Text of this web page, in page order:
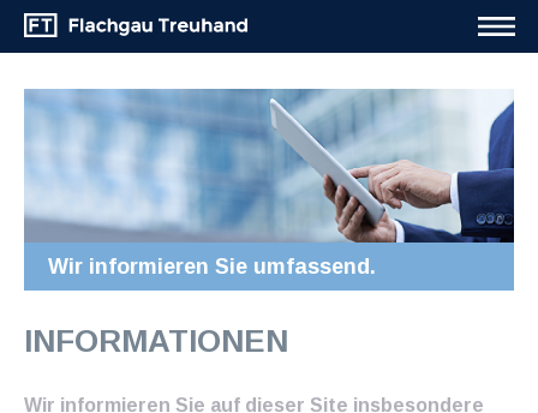
Wir informieren Sie umfassend.
INFORMATIONEN
Wir informieren Sie auf dieser Site insbesondere